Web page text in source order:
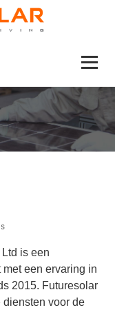
is een
een ervaring in
2015. Futuresolar
voor de